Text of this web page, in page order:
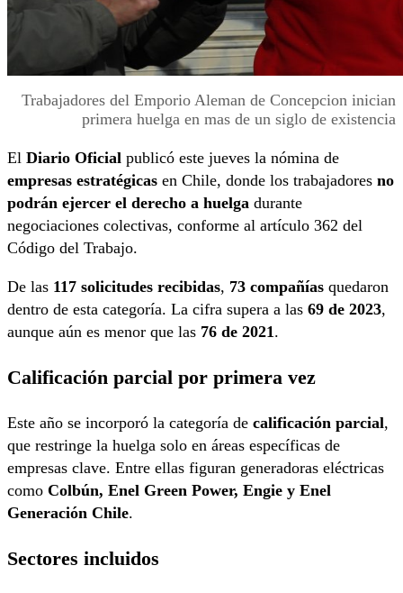
Trabajadores del Emporio Aleman de Concepcion inician
primera huelga en mas de un siglo de existencia
El Diario Oficial publicó este jueves la nómina de
empresas estratégicas en Chile, donde los trabajadores no
podrán ejercer el derecho a huelga durante
negociaciones colectivas, conforme al artículo 362 del
Código del Trabajo.
De las 117 solicitudes recibidas, 73 compañías quedaron
dentro de esta categoría. La cifra supera a las 69 de 2023,
aunque aún es menor que las 76 de 2021 .
Calificación parcial por primera vez
Este año se incorporó la categoría de calificación parcial,
que restringe la huelga solo en áreas específicas de
empresas clave. Entre ellas figuran generadoras eléctricas
como Colbún, Enel Green Power, Engie y Enel
Generación Chile.
Sectores incluidos